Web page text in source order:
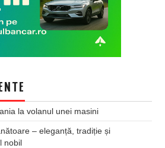
la volanul unei masini
– eleganță, tradiție și
nobil